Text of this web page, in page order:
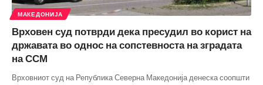
МАКЕДОНИЈА
Врховен суд потврди дека пресудил во корист на
државата во однос на сопстевноста на зградата
на ССМ
Врховниот суд на Република Северна Македонија денеска соопшти